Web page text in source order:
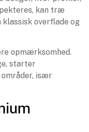
kan træ
overflade og
opmærksomhed.
starter
områder, især